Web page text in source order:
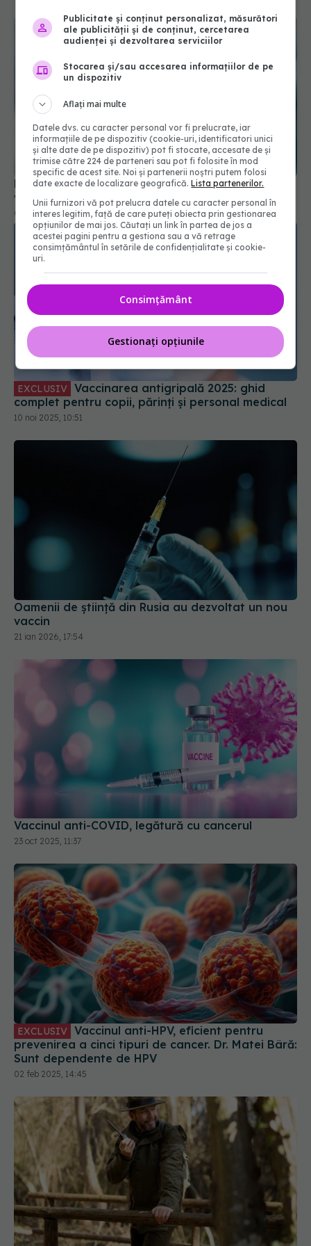
Detaliul important pe care trebuie să îl știi despre
vaccinul anti-gripal și anti-COVID
08 noi 2025, 16:00
EXCLUSIV
complet pentru copii, părinți și personal medical
10 noi 2025, 10:51
Oamenii de ştiinţă din Rusia au dezvoltat un nou
vaccin
21 ian 2026, 17:54
Vaccinul anti-COVID, legătură cu cancerul
23 oct 2025, 11:37
EXCLUSIV
prevenirea a cinci tipuri de cancer. Dr. Matei Bâră:
Sunt dependente de HPV
02 feb 2025, 14:45
Publicitate și conținut personalizat, măsurători
ale publicității și de conținut, cercetarea
audienței și dezvoltarea serviciilor
Stocarea și/sau accesarea informațiilor de pe
un dispozitiv
Aflați mai multe
Datele dvs. cu caracter personal vor fi prelucrate, iar
informațiile de pe dispozitiv (cookie-uri, identificatori unici
și alte date de pe dispozitiv) pot fi stocate, accesate de și
trimise către 224 de parteneri sau pot fi folosite în mod
specific de acest site. Noi și partenerii noștri putem folosi
date exacte de localizare geografică.Lista partenerilor.
Unii furnizori vă pot prelucra datele cu caracter personal în
interes legitim, față de care puteți obiecta prin gestionarea
opțiunilor de mai jos. Căutați un link în partea de jos a
acestei pagini pentru a gestiona sau a vă retrage
consimțământul în setările de confidențialitate și cookie-
uri.
Consimțământ
Gestionați opțiunile